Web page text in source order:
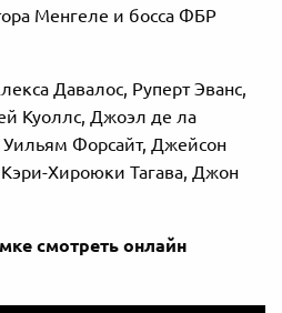
Менгеле и босса ФБР
Давалос, Руперт Эванс,
Куоллс, Джоэл де ла
Уильям Форсайт, Джейсон
Хироюки Тагава, Джон
смотреть онлайн